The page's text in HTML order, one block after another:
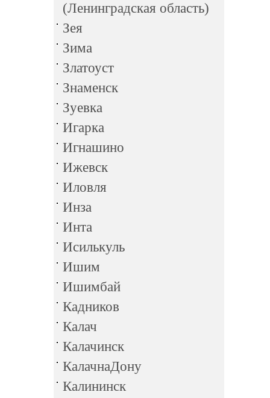
(Ленинградская область)
Зея
Зима
Златоуст
Знаменск
Зуевка
Игарка
Игнашино
Ижевск
Иловля
Инза
Инта
Исилькуль
Ишим
Ишимбай
Кадников
Калач
Калачинск
КалачнаДону
Калининск